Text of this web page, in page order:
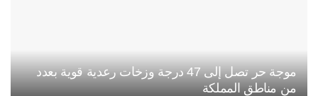
موجة حر تصل إلى 47 درجة وزخات رعدية قوية بعدد
من مناطق المملكة